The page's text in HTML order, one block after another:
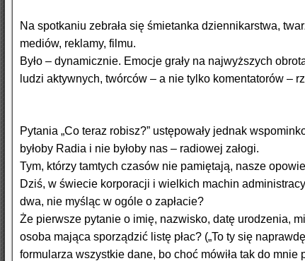
Na spotkaniu zebrała się śmietanka dziennikarstwa,
mediów, reklamy, filmu.
Było – dynamicznie. Emocje grały na najwyższych
ludzi aktywnych, twórców – a nie tylko komentatorów –
Pytania „Co teraz robisz?” ustępowały jednak
byłoby Radia i nie byłoby nas – radiowej załogi.
Tym, którzy tamtych czasów nie pamiętają, nasze
Dziś, w świecie korporacji i wielkich machin
dwa, nie myśląc w ogóle o zapłacie?
Że pierwsze pytanie o imię, nazwisko, datę urodzenia,
osoba mająca sporządzić listę płac? („To ty się
formularza wszystkie dane, bo choć mówiła tak do